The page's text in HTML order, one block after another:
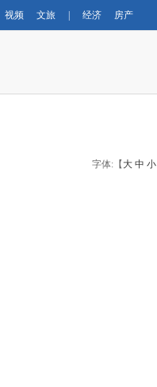
视频 文旅 经济 房产
字体:【 大 中 小